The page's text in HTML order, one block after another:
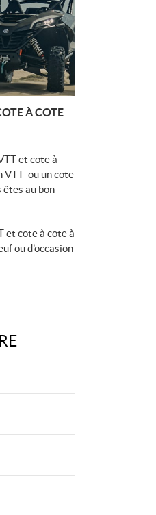
À COTE
et cote à
VTT ou un cote
au bon
et cote à cote à
ou d’occasion